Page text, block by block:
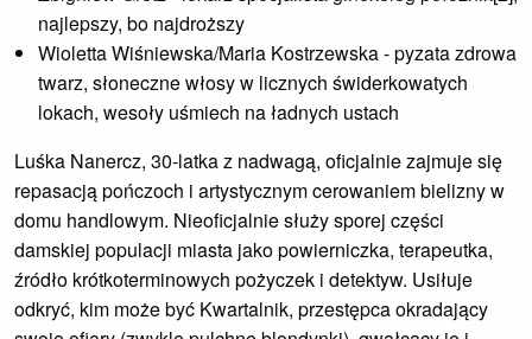
najlepszy, bo najdroższy
Wioletta Wiśniewska/Maria Kostrzewska - pyzata zdrowa
twarz, słoneczne włosy w licznych świderkowatych
lokach, wesoły uśmiech na ładnych ustach
Luśka Nanercz, 30-latka z nadwagą, oficjalnie zajmuje się
repasacją pończoch i artystycznym cerowaniem bielizny w
domu handlowym. Nieoficjalnie służy sporej części
damskiej populacji miasta jako powierniczka, terapeutka,
źródło krótkoterminowych pożyczek i detektyw. Usiłuje
odkryć, kim może być Kwartalnik, przestępca okradający